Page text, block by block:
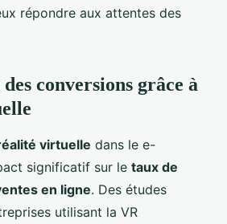
répondre aux attentes des
conversions grâce à
virtuelle dans le e-
significatif sur le taux de
en ligne. Des études
utilisant la VR